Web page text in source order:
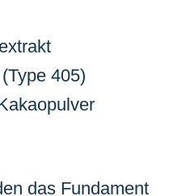
405)
das Fundament